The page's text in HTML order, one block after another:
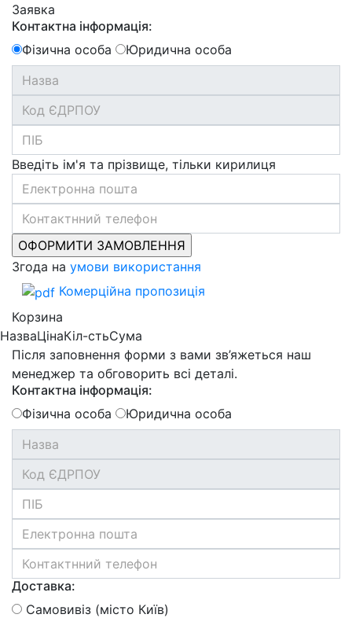
Заявка
Контактна інформація:
Фізична особа
Юридична особа
Введіть ім'я та прізвище, тільки кирилиця
Згода на умови використання
Комерційна пропозиція
Корзина
НазваЦінаКіл-стьСума
Після заповнення форми з вами зв’яжеться наш
менеджер та обговорить всі деталі.
Контактна інформація:
Фізична особа
Юридична особа
Доставка:
Самовивіз (місто Київ)